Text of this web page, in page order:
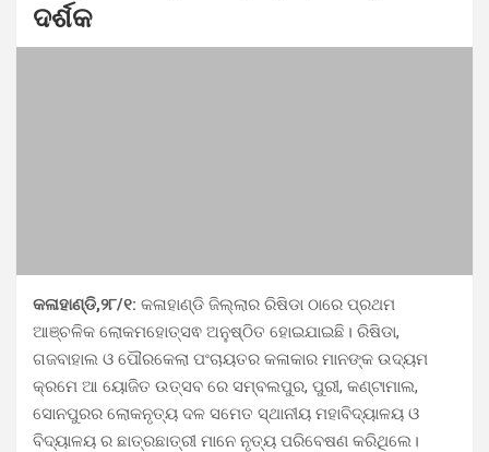
ଦର୍ଶକ
କଳାହାଣ୍ଡି,୨୮/୧: କଳାହାଣ୍ଡି ଜିଲ୍ଲାର ରିଷିଡା ଠାରେ ପ୍ରଥମ
ଆଞ୍ଚଳିକ ଲୋକମହୋତ୍ସଵ ଅନୁଷ୍ଠିତ ହୋଇଯାଇଛି। ରିଷିଡା,
ଗଜବାହାଲ ଓ ପୌରକେଲା ପଂଚାୟତର କଳାକାର ମାନଙ୍କ ଉଦ୍ୟମ
କ୍ରମେ ଆ ୟୋଜିତ ଉତ୍ସବ ରେ ସମ୍ବଲପୁର, ପୁରୀ, କଣ୍ଟାମାଲ,
ସୋନପୁରର ଲୋକନୃତ୍ୟ ଦଳ ସମେତ ସ୍ଥାନୀୟ ମହାବିଦ୍ୟାଳୟ ଓ
ବିଦ୍ୟାଳୟ ର ଛାତ୍ରଛାତ୍ରୀ ମାନେ ନୃତ୍ୟ ପରିବେଷଣ କରିଥିଲେ।